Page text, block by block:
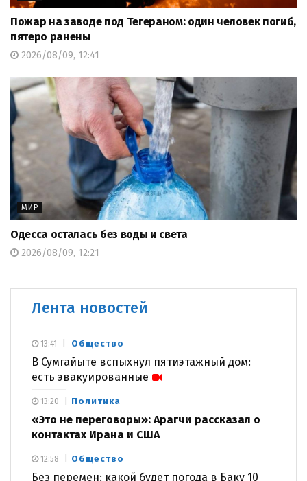
Пожар на заводе под Тегераном: один человек погиб,
пятеро ранены
2026/08/09, 12:41
МИР
Одесса осталась без воды и света
2026/08/09, 12:21
Лента новостей
Общество
В Сумгайыте вспыхнул пятиэтажный дом:
есть эвакуированные
13:41
Политика
«Это не переговоры»: Арагчи рассказал о
контактах Ирана и США
13:20
Общество
Без перемен: какой будет погода в Баку 10
12:58